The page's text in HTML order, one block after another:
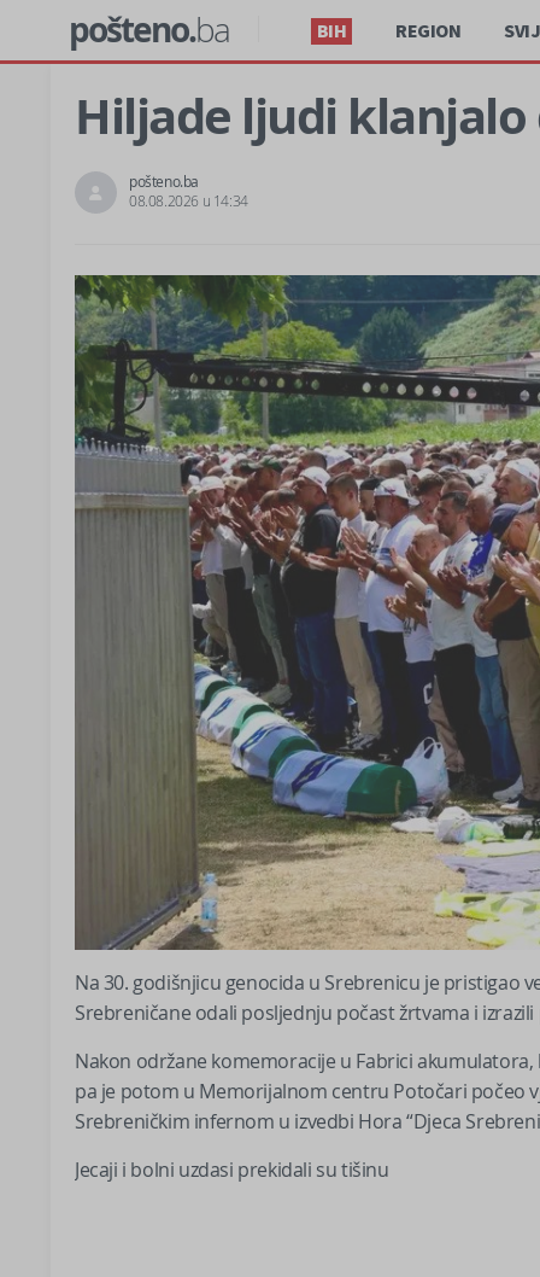
pošteno.ba BIH REGION
Hiljade ljudi klanjalo
pošteno.ba
08.08.2026 u 14:34
Na 30. godišnjicu genocida u Srebrenicu je pristigao
Srebreničane odali posljednju počast žrtvama i
Nakon održane komemoracije u Fabrici
pa je potom u Memorijalnom centru Potočari počeo
Srebreničkim infernom u izvedbi Hora “Djeca
Jecaji i bolni uzdasi prekidali su tišinu